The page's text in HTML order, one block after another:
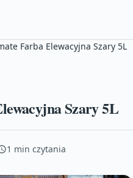
Farba Elewacyjna Szary 5L
Szary 5L
1 min czytania